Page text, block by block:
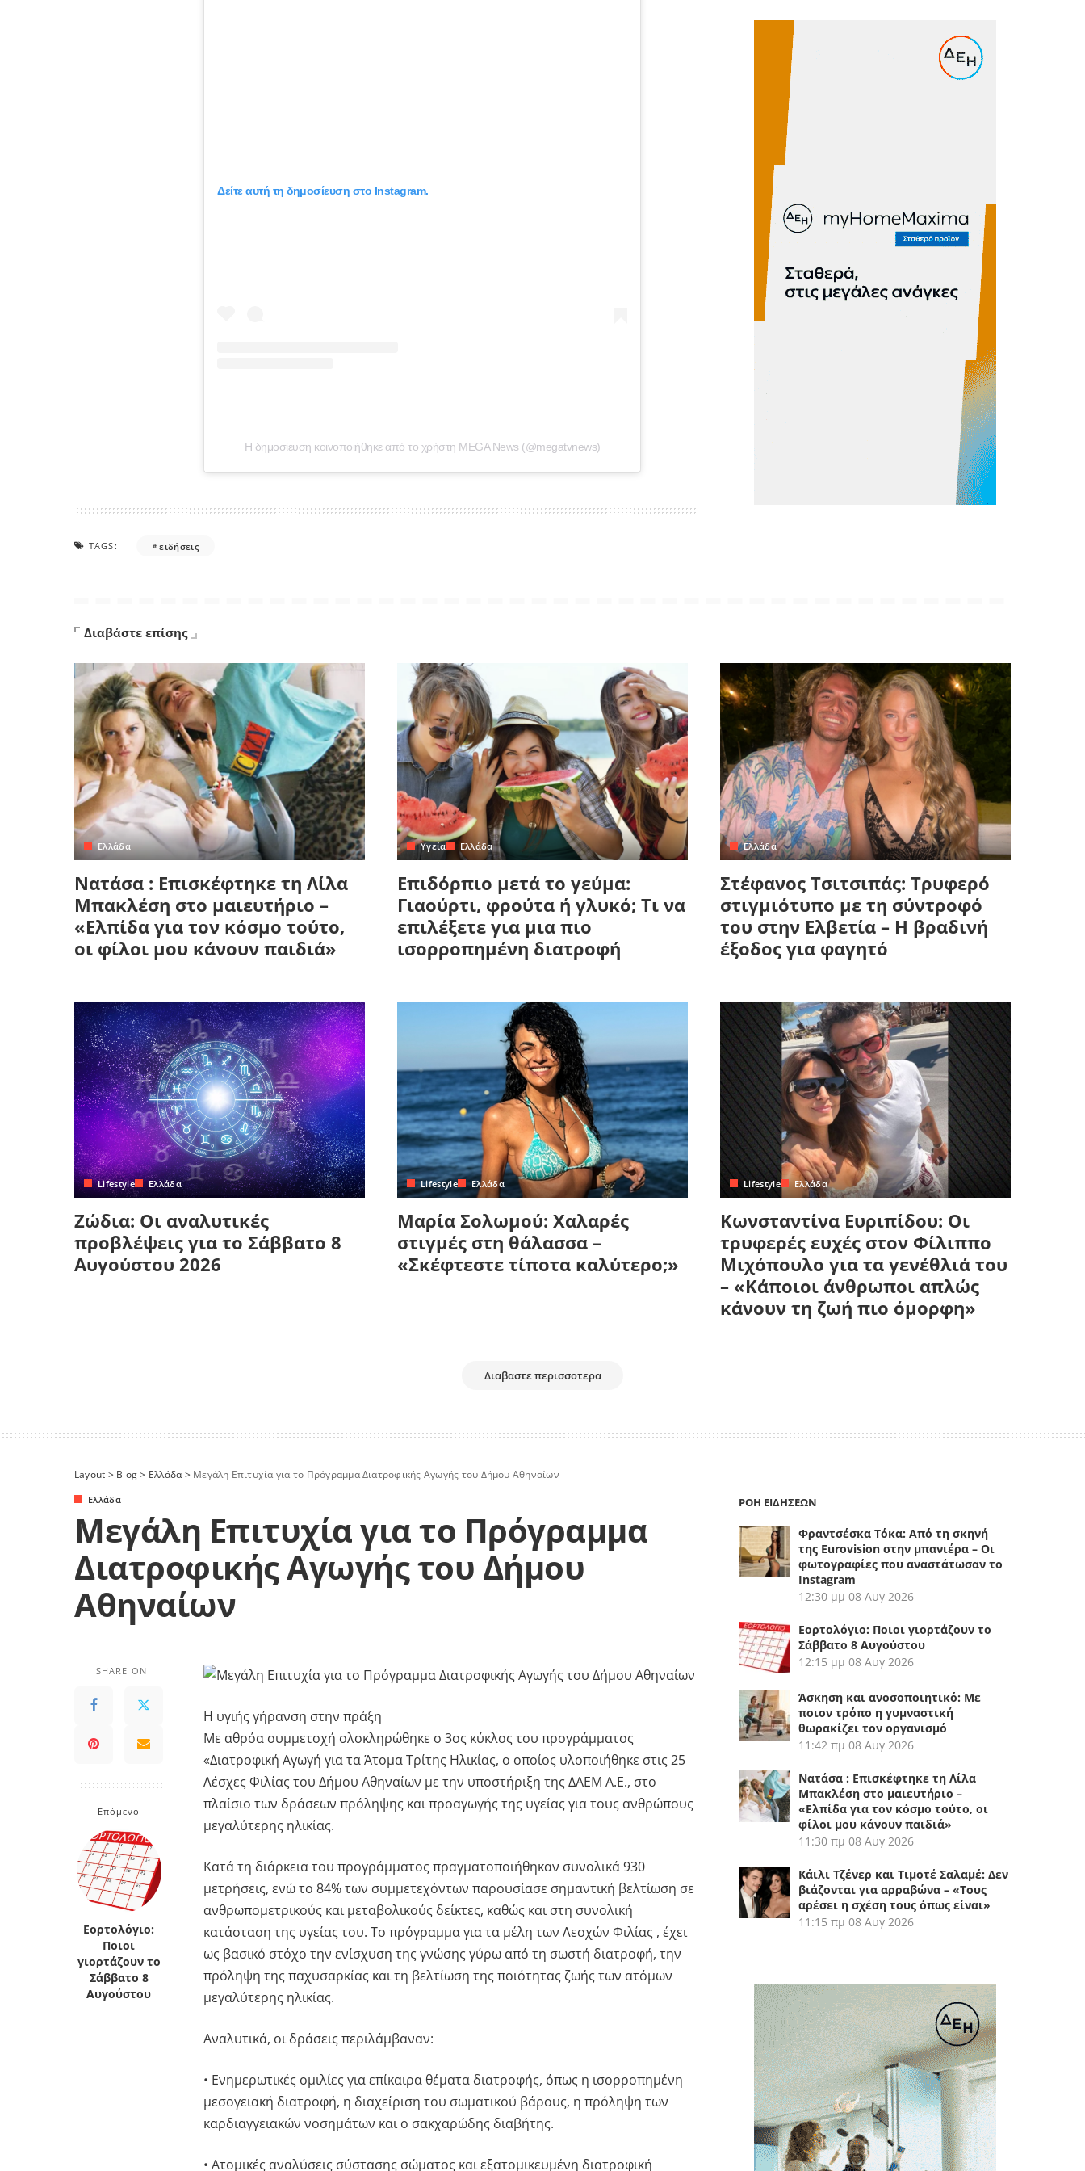
Δείτε αυτή τη δημοσίευση στο Instagram.
Η δημοσίευση κοινοποιήθηκε από το χρήστη MEGA News (@megatvnews)
TAGS: ειδήσεις
Διαβάστε επίσης
Ελλάδα
Νατάσα : Επισκέφτηκε τη Λίλα
Μπακλέση στο μαιευτήριο –
«Ελπίδα για τον κόσμο τούτο,
οι φίλοι μου κάνουν παιδιά»
Yγεία Ελλάδα
Επιδόρπιο μετά το γεύμα:
Γιαούρτι, φρούτα ή γλυκό; Τι να
επιλέξετε για μια πιο
ισορροπημένη διατροφή
Ελλάδα
Στέφανος Τσιτσιπάς: Τρυφερό
στιγμιότυπο με τη σύντροφό
του στην Ελβετία – Η βραδινή
έξοδος για φαγητό
Lifestyle Ελλάδα
Ζώδια: Οι αναλυτικές
προβλέψεις για το Σάββατο 8
Αυγούστου 2026
Lifestyle Ελλάδα
Μαρία Σολωμού: Χαλαρές
στιγμές στη θάλασσα –
«Σκέφτεστε τίποτα καλύτερο;»
Lifestyle Ελλάδα
Κωνσταντίνα Ευριπίδου: Οι
τρυφερές ευχές στον Φίλιππο
Μιχόπουλο για τα γενέθλιά του
– «Κάποιοι άνθρωποι απλώς
κάνουν τη ζωή πιο όμορφη»
Διαβαστε περισσοτερα
Layout > Blog> Ελλάδα> Μεγάλη Επιτυχία για το Πρόγραμμα Διατροφικής Αγωγής του Δήμου Αθηναίων
Ελλάδα
Μεγάλη Επιτυχία για το Πρόγραμμα
Διατροφικής Αγωγής του Δήμου
Αθηναίων
SHARE ON
Επόμενο
Εορτολόγιο:
Ποιοι
γιορτάζουν το
Σάββατο 8
Αυγούστου
Η υγιής γήρανση στην πράξη
Με αθρόα συμμετοχή ολοκληρώθηκε ο 3ος κύκλος του προγράμματος
«Διατροφική Αγωγή για τα Άτομα Τρίτης Ηλικίας, ο οποίος υλοποιήθηκε στις 25
Λέσχες Φιλίας του Δήμου Αθηναίων με την υποστήριξη της ΔΑΕΜ Α.Ε., στο
πλαίσιο των δράσεων πρόληψης και προαγωγής της υγείας για τους ανθρώπους
μεγαλύτερης ηλικίας.
Κατά τη διάρκεια του προγράμματος πραγματοποιήθηκαν συνολικά 930
μετρήσεις, ενώ το 84% των συμμετεχόντων παρουσίασε σημαντική βελτίωση σε
ανθρωπομετρικούς και μεταβολικούς δείκτες, καθώς και στη συνολική
κατάσταση της υγείας του. Το πρόγραμμα για τα μέλη των Λεσχών Φιλίας , έχει
ως βασικό στόχο την ενίσχυση της γνώσης γύρω από τη σωστή διατροφή, την
πρόληψη της παχυσαρκίας και τη βελτίωση της ποιότητας ζωής των ατόμων
μεγαλύτερης ηλικίας.
Αναλυτικά, οι δράσεις περιλάμβαναν:
• Ενημερωτικές ομιλίες για επίκαιρα θέματα διατροφής, όπως η ισορροπημένη
μεσογειακή διατροφή, η διαχείριση του σωματικού βάρους, η πρόληψη των
καρδιαγγειακών νοσημάτων και ο σακχαρώδης διαβήτης.
• Ατομικές αναλύσεις σύστασης σώματος και εξατομικευμένη διατροφική
ΡΟΗ ΕΙΔΗΣΕΩΝ
Φραντσέσκα Τόκα: Από τη σκηνή
της Eurovision στην μπανιέρα – Οι
φωτογραφίες που αναστάτωσαν το
Instagram
12:30 μμ 08 Αυγ 2026
Εορτολόγιο: Ποιοι γιορτάζουν το
Σάββατο 8 Αυγούστου
12:15 μμ 08 Αυγ 2026
Άσκηση και ανοσοποιητικό: Με
ποιον τρόπο η γυμναστική
θωρακίζει τον οργανισμό
11:42 πμ 08 Αυγ 2026
Νατάσα : Επισκέφτηκε τη Λίλα
Μπακλέση στο μαιευτήριο –
«Ελπίδα για τον κόσμο τούτο, οι
φίλοι μου κάνουν παιδιά»
11:30 πμ 08 Αυγ 2026
Κάιλι Τζένερ και Τιμοτέ Σαλαμέ: Δεν
βιάζονται για αρραβώνα – «Τους
αρέσει η σχέση τους όπως είναι»
11:15 πμ 08 Αυγ 2026